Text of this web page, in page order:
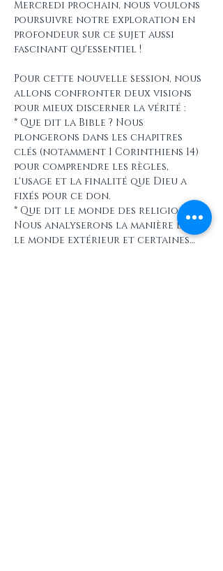
Mercredi prochain, nous voulons
poursuivre notre exploration en
profondeur sur ce sujet aussi
fascinant qu'essentiel !
Pour cette nouvelle session, nous
allons confronter deux visions
pour mieux discerner la vérité :
* Que dit la Bible ? Nous
plongerons dans les chapitres
clés (notamment 1 Corinthiens 14)
pour comprendre les règles,
l'usage et la finalité que Dieu a
fixés pour ce don.
* Que dit le monde des religions ?
Nous analyserons la manière dont
le monde extérieur et certaines…